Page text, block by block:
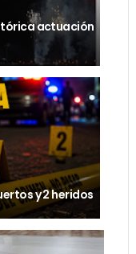
actuación
y 2 heridos